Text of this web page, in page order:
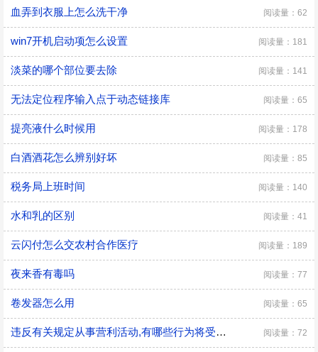
血弄到衣服上怎么洗干净 阅读量：62
win7开机启动项怎么设置 阅读量：181
淡菜的哪个部位要去除 阅读量：141
无法定位程序输入点于动态链接库 阅读量：65
提亮液什么时候用 阅读量：178
白酒酒花怎么辨别好坏 阅读量：85
税务局上班时间 阅读量：140
水和乳的区别 阅读量：41
云闪付怎么交农村合作医疗 阅读量：189
夜来香有毒吗 阅读量：77
卷发器怎么用 阅读量：65
违反有关规定从事营利活动,有哪些行为将受到党纪处分 阅读量：72